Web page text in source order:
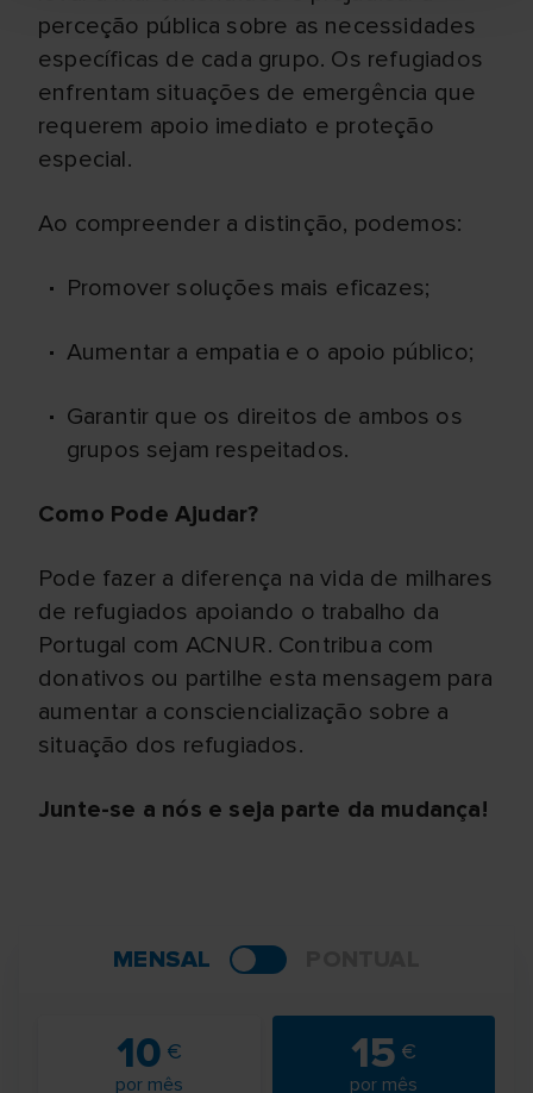
perceção pública sobre as necessidades
específicas de cada grupo. Os refugiados
enfrentam situações de emergência que
requerem apoio imediato e proteção
especial.
Ao compreender a distinção, podemos:
Promover soluções mais eficazes;
Aumentar a empatia e o apoio público;
Garantir que os direitos de ambos os
grupos sejam respeitados.
Como Pode Ajudar?
Pode fazer a diferença na vida de milhares
de refugiados apoiando o trabalho da
Portugal com ACNUR. Contribua com
donativos ou partilhe esta mensagem para
aumentar a consciencialização sobre a
situação dos refugiados.
Junte-se a nós e seja parte da mudança!
MENSAL
10
por mês
15
por mês